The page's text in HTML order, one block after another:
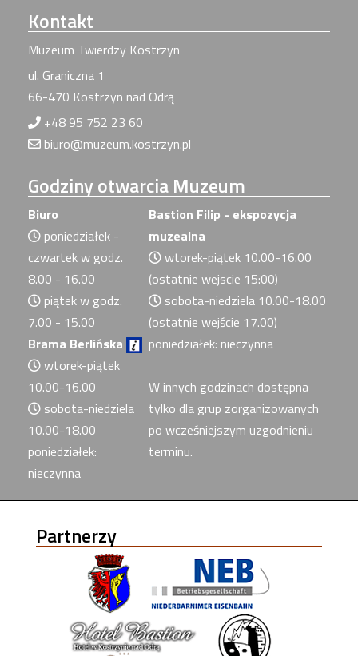
Kontakt
Muzeum Twierdzy Kostrzyn
ul. Graniczna 1
66-470 Kostrzyn nad Odrą
+48 95 752 23 60
biuro@muzeum.kostrzyn.pl
Godzinyotwarcia Muzeum
Biuro
poniedziałek -
czwartek w godz.
8.00 - 16.00
piątek w godz.
7.00 - 15.00
Brama Berlińska
wtorek-piątek
10.00-16.00
sobota-niedziela
10.00-18.00
poniedziałek:
nieczynna
Bastion Filip - ekspozycja
muzealna
wtorek-piątek 10.00-16.00
(ostatnie wejscie 15:00)
sobota-niedziela 10.00-18.00
(ostatnie wejście 17.00)
poniedziałek: nieczynna
W innych godzinach dostępna
tylko dla grup zorganizowanych
po wcześniejszym uzgodnieniu
terminu.
Partnerzy